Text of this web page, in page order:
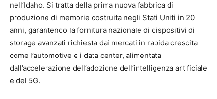
nell’Idaho. Si tratta della prima nuova fabbrica di
produzione di memorie costruita negli Stati Uniti in 20
anni, garantendo la fornitura nazionale di dispositivi di
storage avanzati richiesta dai mercati in rapida crescita
come l’automotive e i data center, alimentata
dall’accelerazione dell’adozione dell’intelligenza artificiale
e del 5G.